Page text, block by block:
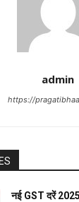
admin
https://
नई GST दरें